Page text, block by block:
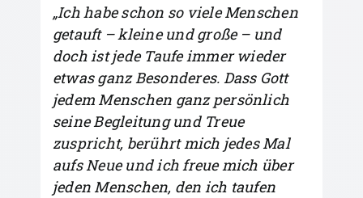
„Ich habe schon so viele Menschen
getauft – kleine und große – und
doch ist jede Taufe immer wieder
etwas ganz Besonderes. Dass Gott
jedem Menschen ganz persönlich
seine Begleitung und Treue
zuspricht, berührt mich jedes Mal
aufs Neue und ich freue mich über
jeden Menschen, den ich taufen